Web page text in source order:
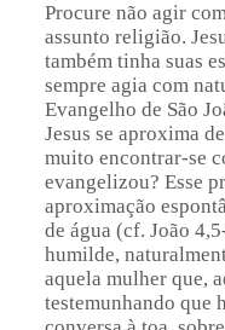
Procure não agir
assunto religião.
também tinha suas
sempre agia com
Evangelho de São
Jesus se aproxima
muito encontrar-se
evangelizou? Esse
aproximação
de água (cf. João
humilde,
aquela mulher que,
testemunhando que